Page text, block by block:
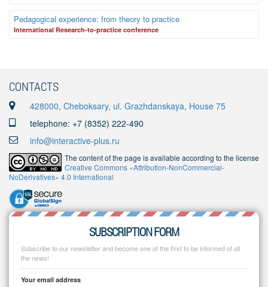
Pedagogical experience: from theory to practice
International Research-to-practice conference
CONTACTS
428000, Cheboksary, ul. Grazhdanskaya, House 75
telephone: +7 (8352) 222-490
info@interactive-plus.ru
The content of the page is available according to the license
Creative Commons «Attribution-NonCommercial-
NoDerivatives» 4.0 International
SUBSCRIPTION FORM
Subscribe to our newsletter and become one of the first to be informed of all
the news!
Your email address